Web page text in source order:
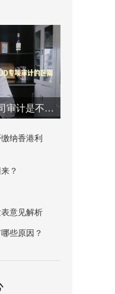
BUD专项审计与香港公司审计是不一样的
纳香港利
？
意见解析
些原因？